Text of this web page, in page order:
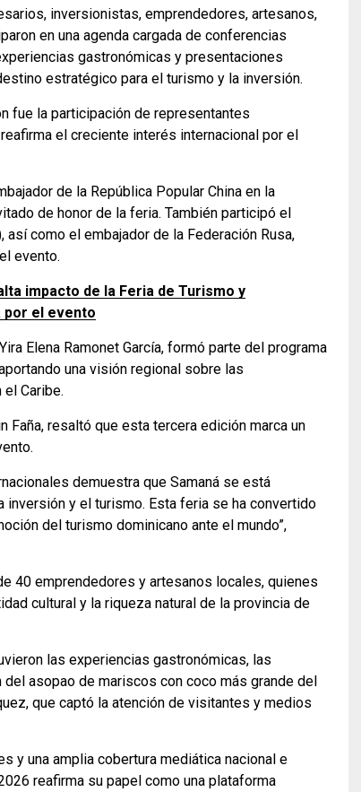
inversionistas, emprendedores, artesanos,
en una agenda cargada de conferencias
gastronómicas y presentaciones
estratégico para el turismo y la inversión.
fue la participación de representantes
el creciente interés internacional por el
de la República Popular China en la
de honor de la feria. También participó el
así como el embajador de la Federación Rusa,
evento.
impacto de la Feria de Turismo y
por el evento
Elena Ramonet García, formó parte del programa
una visión regional sobre las
Caribe.
Faña, resaltó que esta tercera edición marca un
demuestra que Samaná se está
y el turismo. Esta feria se ha convertido
del turismo dominicano ante el mundo”,
40 emprendedores y artesanos locales, quienes
cultural y la riqueza natural de la provincia de
las experiencias gastronómicas, las
asopao de mariscos con coco más grande del
que captó la atención de visitantes y medios
y una amplia cobertura mediática nacional e
reafirma su papel como una plataforma